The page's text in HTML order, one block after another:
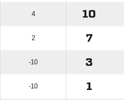
4 10
2 7
-10 3
-10 1